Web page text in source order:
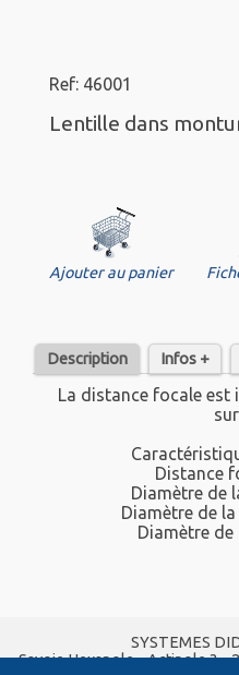
Ref: 46001
Lentille dans
Ajouter au panier
Description Infos +
La distance focale est
Distance
Diamètre de
Diamètre de
Diamètre de
SYSTEMES
Savoie Hexapole - Actipole 3 -